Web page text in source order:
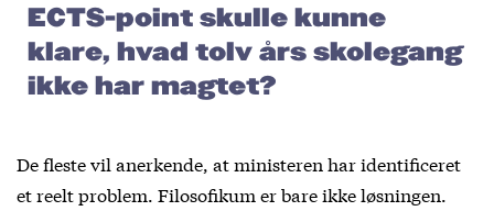
ECTS-point skulle kunne
klare, hvad tolv års skolegang
ikke har magtet?
De fleste vil anerkende, at ministeren har identificeret
et reelt problem. Filosofikum er bare ikke løsningen.